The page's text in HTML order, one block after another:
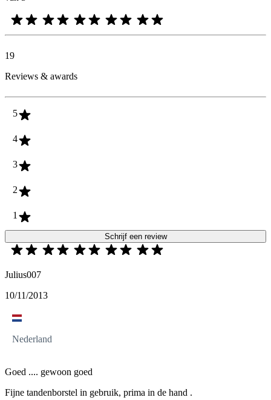
19
Reviews & awards
5
4
3
2
1
Schrijf een review
Julius007
10/11/2013
Nederland
Goed .... gewoon goed
Fijne tandenborstel in gebruik, prima in de hand .